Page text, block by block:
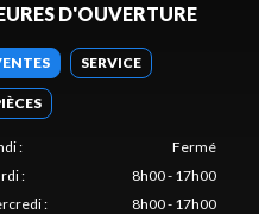
D'OUVERTURE
SERVICE
:
Fermé
:
8h00 - 17h00
:
8h00 - 17h00